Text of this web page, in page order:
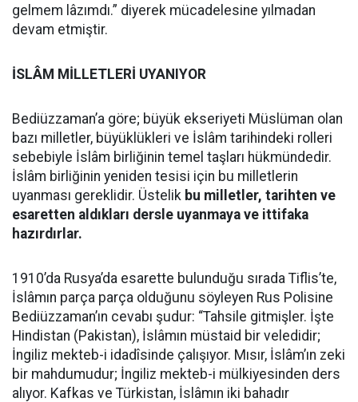
gelmem lâzımdı.” diyerek mücadelesine yılmadan
devam etmiştir.
İSLÂM MİLLETLERİ UYANIYOR
Bediüzzaman’a göre; büyük ekseriyeti Müslüman olan
bazı milletler, büyüklükleri ve İslâm tarihindeki rolleri
sebebiyle İslâm birliğinin temel taşları hükmündedir.
İslâm birliğinin yeniden tesisi için bu milletlerin
uyanması gereklidir. Üstelik bu milletler, tarihten ve
esaretten aldıkları dersle uyanmaya ve ittifaka
hazırdırlar.
1910’da Rusya’da esarette bulunduğu sırada Tiflis’te,
İslâmın parça parça olduğunu söyleyen Rus Polisine
Bediüzzaman’ın cevabı şudur: “Tahsile gitmişler. İşte
Hindistan (Pakistan), İslâmın müstaid bir veledidir;
İngiliz mekteb-i idadîsinde çalışıyor. Mısır, İslâm’ın zeki
bir mahdumudur; İngiliz mekteb-i mülkiyesinden ders
alıyor. Kafkas ve Türkistan, İslâmın iki bahadır